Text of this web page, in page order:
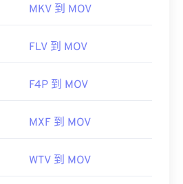
MKV 到 MOV
FLV 到 MOV
F4P 到 MOV
MXF 到 MOV
WTV 到 MOV